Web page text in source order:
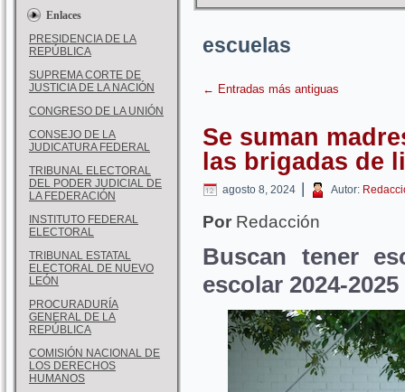
Enlaces
PRESIDENCIA DE LA
REPÚBLICA
SUPREMA CORTE DE
JUSTICIA DE LA NACIÓN
CONGRESO DE LA UNIÓN
CONSEJO DE LA
JUDICATURA FEDERAL
TRIBUNAL ELECTORAL
DEL PODER JUDICIAL DE
LA FEDERACIÓN
INSTITUTO FEDERAL
ELECTORAL
TRIBUNAL ESTATAL
ELECTORAL DE NUEVO
LEÓN
PROCURADURÍA
GENERAL DE LA
REPÚBLICA
COMISIÓN NACIONAL DE
LOS DERECHOS
HUMANOS
escuelas
← Entradas más antiguas
Se suman
las brigadas de
agosto 8, 2024 | Autor:
Por Redacción
Buscan tener
escolar 2024-2025